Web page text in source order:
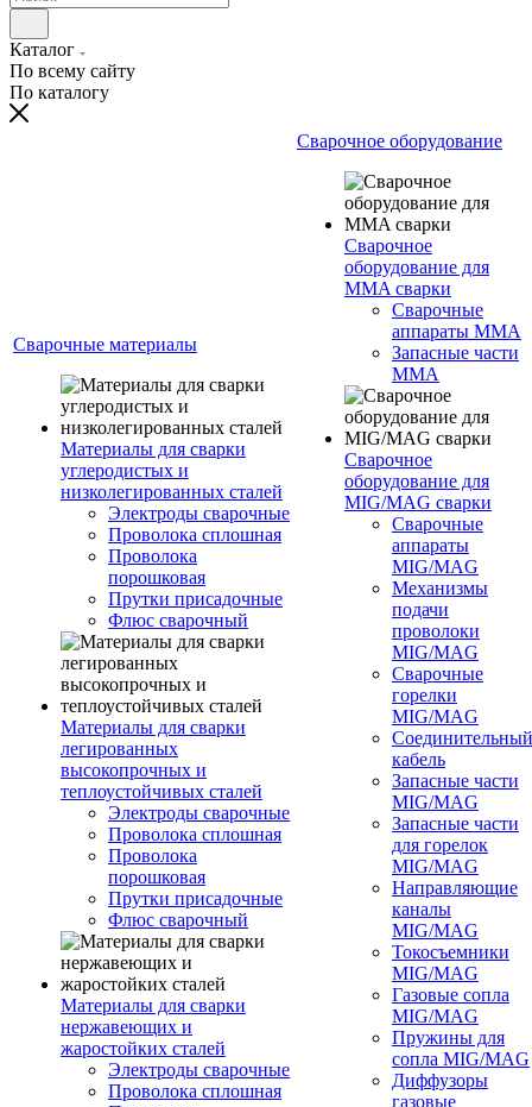
Каталог
По всему сайту
По каталогу
Сварочные материалы
Материалы для сварки
углеродистых и
низколегированных сталей
Электроды сварочные
Проволока сплошная
Проволока
порошковая
Прутки присадочные
Флюс сварочный
Материалы для сварки
легированных
высокопрочных и
теплоустойчивых сталей
Электроды сварочные
Проволока сплошная
Проволока
порошковая
Прутки присадочные
Флюс сварочный
Материалы для сварки
нержавеющих и
жаростойких сталей
Электроды сварочные
Проволока сплошная
Сварочное оборудование
Сварочное
оборудование для
MMA сварки
Сварочные
аппараты MMA
Запасные части
MMA
Сварочное
оборудование для
MIG/MAG сварки
Сварочные
аппараты
MIG/MAG
Механизмы
подачи
проволоки
MIG/MAG
Сварочные
горелки
MIG/MAG
Соединительный
кабель
Запасные части
MIG/MAG
Запасные части
для горелок
MIG/MAG
Направляющие
каналы
MIG/MAG
Токосъемники
MIG/MAG
Газовые сопла
MIG/MAG
Пружины для
сопла MIG/MAG
Диффузоры
газовые